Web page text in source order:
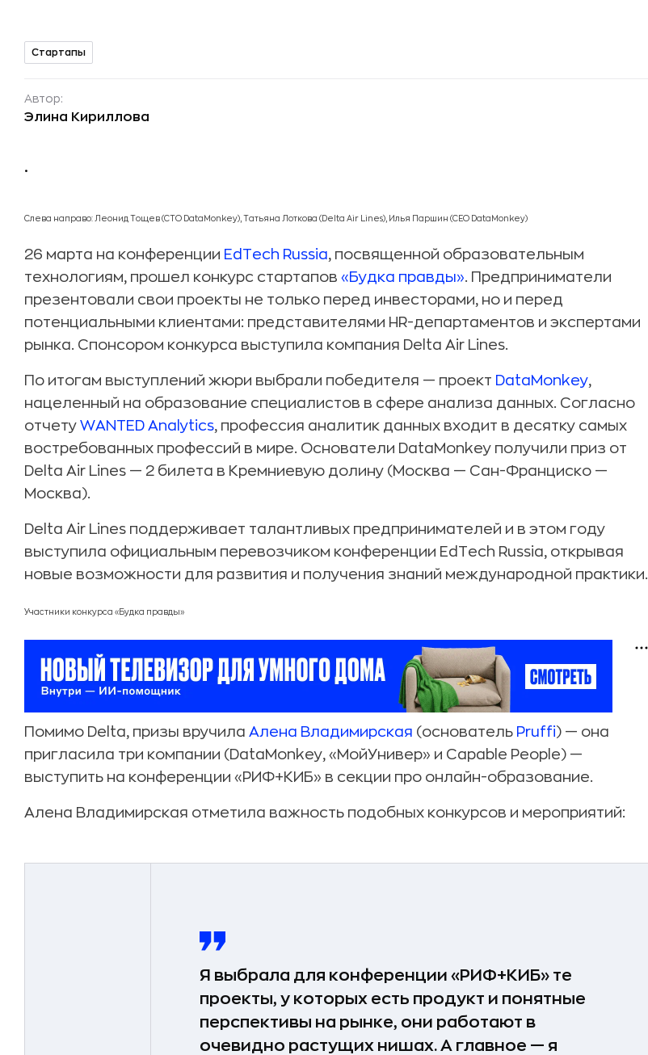
Стартапы
Автор:
Элина Кириллова
.
Слева направо: Леонид Тощев (CTO DataMonkey), Татьяна Лоткова (Delta Air Lines), Илья Паршин (CEO DataMonkey)
26 марта на конференции EdTech Russia, посвященной образовательным
технологиям, прошел конкурс стартапов «Будка правды». Предприниматели
презентовали свои проекты не только перед инвесторами, но и перед
потенциальными клиентами: представителями HR-департаментов и экспертами
рынка. Спонсором конкурса выступила компания Delta Air Lines.
По итогам выступлений жюри выбрали победителя — проект DataMonkey,
нацеленный на образование специалистов в сфере анализа данных. Согласно
отчету WANTED Analytics, профессия аналитик данных входит в десятку самых
востребованных профессий в мире. Основатели DataMonkey получили приз от
Delta Air Lines — 2 билета в Кремниевую долину (Москва — Сан-Франциско —
Москва).
Delta Air Lines поддерживает талантливых предпринимателей и в этом году
выступила официальным перевозчиком конференции EdTech Russia, открывая
новые возможности для развития и получения знаний международной практики.
Участники конкурса «Будка правды»
Помимо Delta, призы вручила Алена Владимирская (основатель Pruffi) — она
пригласила три компании (DataMonkey, «МойУнивер» и Capable People) —
выступить на конференции «РИФ+КИБ» в секции про онлайн-образование.
Алена Владимирская отметила важность подобных конкурсов и мероприятий:
Я выбрала для конференции «РИФ+КИБ» те
проекты, у которых есть продукт и понятные
перспективы на рынке, они работают в
очевидно растущих нишах. А главное — я